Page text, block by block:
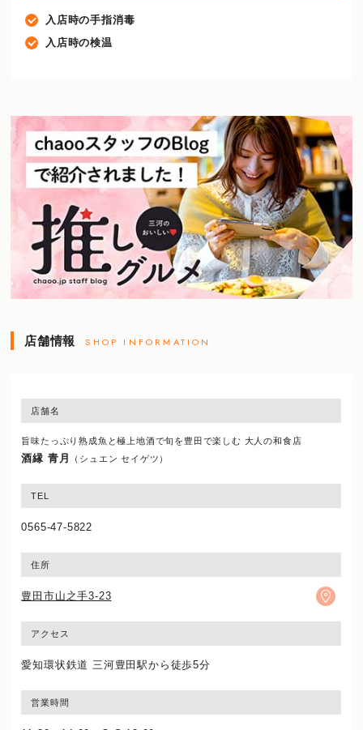
入店時の手指消毒
入店時の検温
店舗情報 SHOP INFORMATION
店舗名
旨味たっぷり熟成魚と極上地酒で旬を豊田で楽しむ 大人の和食店
酒縁 青月 （シュエン セイゲツ）
TEL
0565-47-5822
住所
豊田市山之手3-23
アクセス
愛知環状鉄道 三河豊田駅から徒歩5分
営業時間